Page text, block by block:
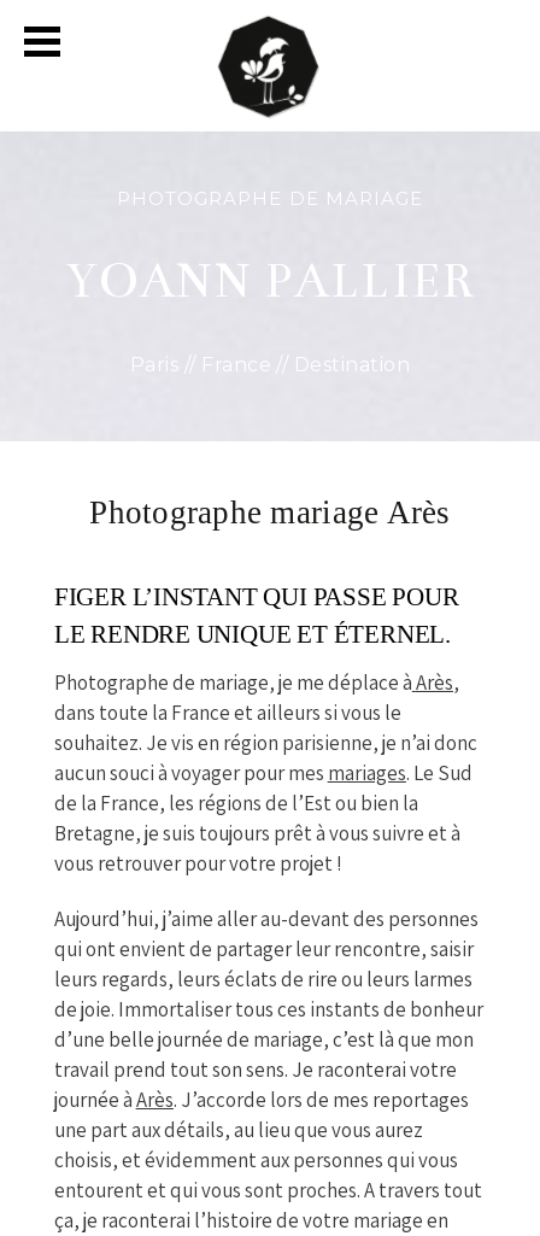
PHOTOGRAPHE DE MARIAGE
YOANN PALLIER
Paris // France // Destination
Photographe mariage Arès
FIGER L’INSTANT QUI PASSE POUR
LE RENDRE UNIQUE ET ÉTERNEL.
Photographe de mariage, je me déplace àArès,
dans toute la France et ailleurs si vous le
souhaitez. Je vis en région parisienne, je n’ai donc
aucun souci à voyager pour mes mariages. Le Sud
de la France, les régions de l’Est ou bien la
Bretagne, je suis toujours prêt à vous suivre et à
vous retrouver pour votre projet !
Aujourd’hui, j’aime aller au-devant des personnes
qui ont envient de partager leur rencontre, saisir
leurs regards, leurs éclats de rire ou leurs larmes
de joie. Immortaliser tous ces instants de bonheur
d’une belle journée de mariage, c’est là que mon
travail prend tout son sens. Je raconterai votre
journée àArès. J’accorde lors de mes reportages
une part aux détails, au lieu que vous aurez
choisis, et évidemment aux personnes qui vous
entourent et qui vous sont proches. A travers tout
ça, je raconterai l’histoire de votre mariage en